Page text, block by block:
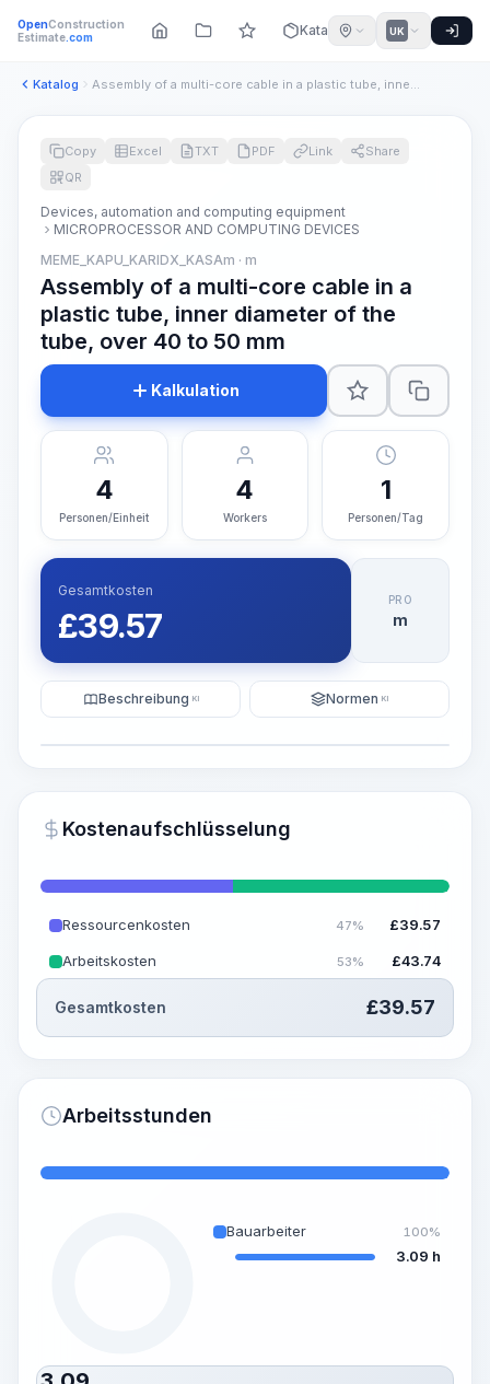
OpenConstruction
Estimate.com Katalog UK
Katalog Assembly of a multi-core cable in a plastic tube, inner diam...
~15-30 Sek.
Copy Excel TXT PDF Link
Share
QR
Devices, automation and computing equipment
MICROPROCESSOR AND COMPUTING DEVICES
MEME_KAPU_KARIDX_KASAm · m
Assembly of a multi-core cable in a
plastic tube, inner diameter of the
tube, over 40 to 50 mm
Kalkulation
4
Personen/Einheit
4
Workers
1
Personen/Tag
Gesamtkosten
£39.57
PRO
m
Beschreibung KI Normen KI
Kostenaufschlüsselung
Ressourcenkosten 47% £39.57
Arbeitskosten 53% £43.74
Gesamtkosten £39.57
Arbeitsstunden
Bauarbeiter 100%
3.09 h